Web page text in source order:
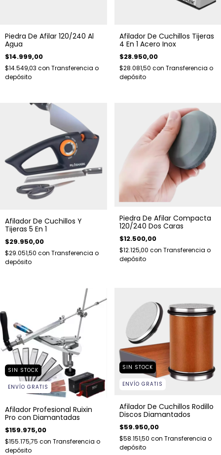
Piedra De Afilar 120/240 Al
Agua
$14.999,00
$14.549,03 con Transferencia o
depósito
Afilador De Cuchillos Tijeras
4 En 1 Acero Inox
$28.950,00
$28.081,50 con Transferencia o
depósito
Afilador De Cuchillos Y
Tijeras 5 En 1
$29.950,00
$29.051,50 con Transferencia o
depósito
Piedra De Afilar Compacta
120/240 Dos Caras
$12.500,00
$12.125,00 con Transferencia o
depósito
SIN STOCK
ENVÍO GRATIS
Afilador Profesional Ruixin
Pro con Diamantadas
$159.975,00
$155.175,75 con Transferencia o
depósito
SIN STOCK
ENVÍO GRATIS
Afilador De Cuchillos Rodillo
Discos Diamantados
$59.950,00
$58.151,50 con Transferencia o
depósito